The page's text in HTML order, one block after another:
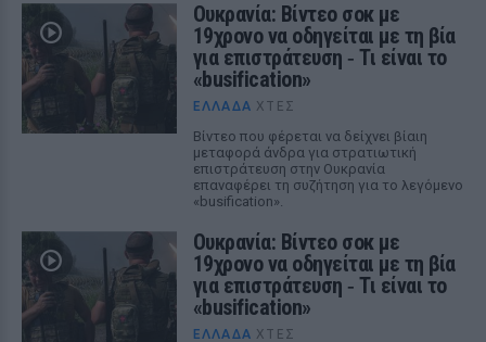
Ουκρανία: Βίντεο σοκ με
19χρονο να οδηγείται με τη βία
για επιστράτευση ‑ Τι είναι το
«busification»
ΕΛΛΆΔΑ ΧΤΕΣ
Βίντεο που φέρεται να δείχνει βίαιη
μεταφορά άνδρα για στρατιωτική
επιστράτευση στην Ουκρανία
επαναφέρει τη συζήτηση για το λεγόμενο
«busification».
Ουκρανία: Βίντεο σοκ με
19χρονο να οδηγείται με τη βία
για επιστράτευση ‑ Τι είναι το
«busification»
ΕΛΛΆΔΑ ΧΤΕΣ